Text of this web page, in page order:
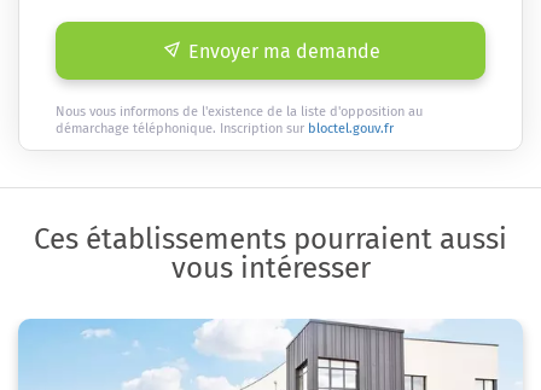
Envoyer ma demande
Nous vous informons de l'existence de la liste d'opposition au
démarchage téléphonique. Inscription sur bloctel.gouv.fr
Ces établissements pourraient aussi
vous intéresser